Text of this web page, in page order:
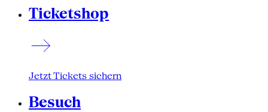
Ticketshop
Jetzt Tickets sichern
Besuch